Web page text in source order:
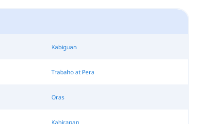
Kabiguan
Trabaho at Pera
Oras
Kahirapan